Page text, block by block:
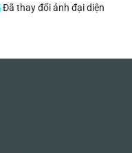
Đã thay đổi ảnh đại diện